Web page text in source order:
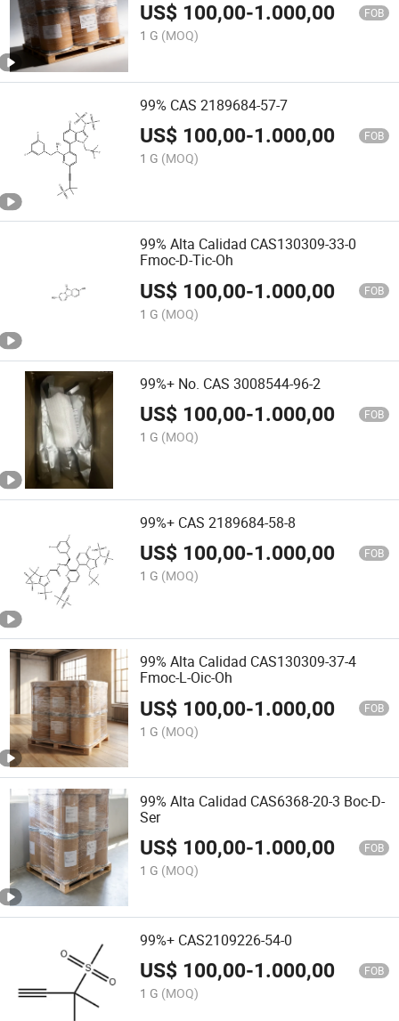
US$ 100,00-1.000,00 FOB
1 G (MOQ)
99% CAS 2189684-57-7
US$ 100,00-1.000,00 FOB
1 G (MOQ)
99% Alta Calidad CAS130309-33-0
Fmoc-D-Tic-Oh
US$ 100,00-1.000,00 FOB
1 G (MOQ)
99%+ No. CAS 3008544-96-2
US$ 100,00-1.000,00 FOB
1 G (MOQ)
99%+ CAS 2189684-58-8
US$ 100,00-1.000,00 FOB
1 G (MOQ)
99% Alta Calidad CAS130309-37-4
Fmoc-L-Oic-Oh
US$ 100,00-1.000,00 FOB
1 G (MOQ)
99% Alta Calidad CAS6368-20-3 Boc-D-
Ser
US$ 100,00-1.000,00 FOB
1 G (MOQ)
99%+ CAS2109226-54-0
US$ 100,00-1.000,00 FOB
1 G (MOQ)